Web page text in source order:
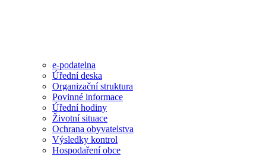
e-podatelna
Úřední deska
Organizační struktura
Povinné informace
Úřední hodiny
Životní situace
Ochrana obyvatelstva
Výsledky kontrol
Hospodaření obce